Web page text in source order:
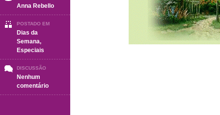
Anna Rebello
POSTADO EM
Dias da
Semana,
Especiais
DISCUSSÃO
Nenhum
comentárioem
Quarta